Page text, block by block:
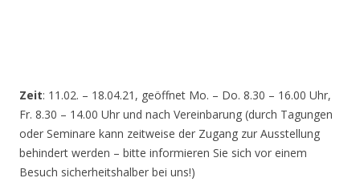
Zeit: 11.02. – 18.04.21, geöffnet Mo. – Do. 8.30 – 16.00 Uhr,
Fr. 8.30 – 14.00 Uhr und nach Vereinbarung (durch Tagungen
oder Seminare kann zeitweise der Zugang zur Ausstellung
behindert werden – bitte informieren Sie sich vor einem
Besuch sicherheitshalber bei uns!)